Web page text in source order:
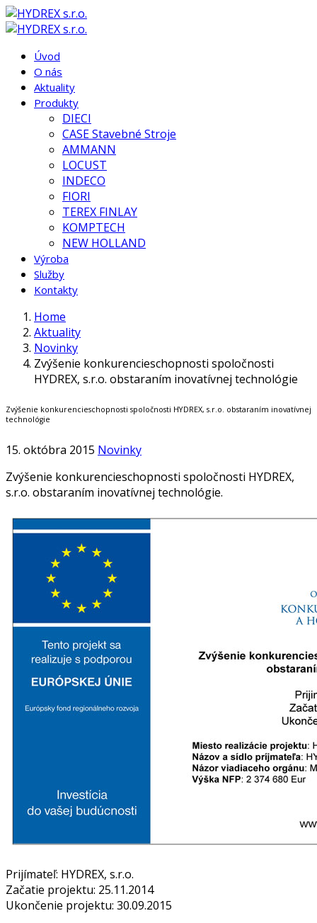
Úvod
O nás
Aktuality
Produkty
DIECI
CASE Stavebné Stroje
AMMANN
LOCUST
INDECO
FIORI
TEREX FINLAY
KOMPTECH
NEW HOLLAND
Výroba
Služby
Kontakty
Home
Aktuality
Novinky
Zvýšenie konkurencieschopnosti spoločnosti
HYDREX, s.r.o. obstaraním inovatívnej technológie
Zvýšenie konkurencieschopnosti spoločnosti HYDREX, s.r.o. obstaraním inovatívnej
technológie
15. októbra 2015 Novinky
Zvýšenie konkurencieschopnosti spoločnosti HYDREX,
s.r.o. obstaraním inovatívnej technológie.
Prijímateľ: HYDREX, s.r.o.
Začatie projektu: 25.11.2014
Ukončenie projektu: 30.09.2015